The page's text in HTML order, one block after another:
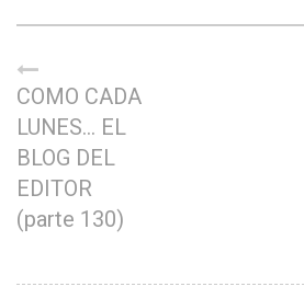
COMO CADA
LUNES… EL
BLOG DEL
EDITOR
(parte 130)